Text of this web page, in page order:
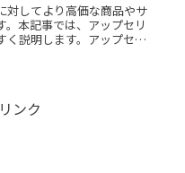
対してより高価な商品やサ
本記事では、アップセリ
く説明します。アップセリ
ンク